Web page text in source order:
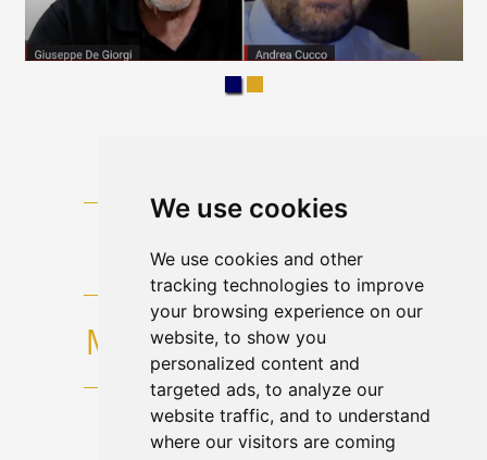
We use cookies
We use cookies and other
tracking technologies to improve
your browsing experience on our
website, to show you
personalized content and
targeted ads, to analyze our
website traffic, and to understand
where our visitors are coming